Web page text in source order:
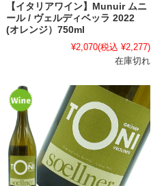
【イタリアワイン】Munuir ムニ
ール / ヴェルディベッラ 2022
(オレンジ）750ml
¥2,070(税込 ¥2,277)
在庫切れ